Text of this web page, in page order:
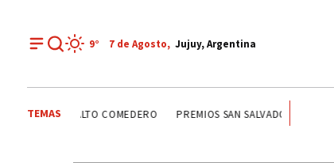
9° 7 de Agosto, Jujuy, Argentina
TEMASALTO COMEDERO PREMIOS SAN SALVADOR LEY DE